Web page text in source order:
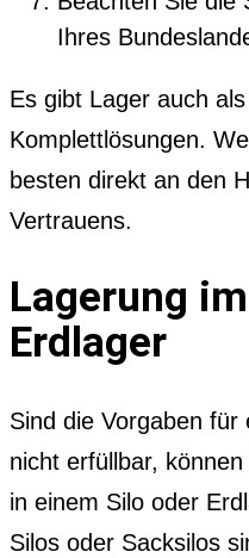
Ihres
Es gibt Lager auch
Komplettlösungen.
besten direkt an den
Vertrauens.
Lagerung
Erdlager
Sind die Vorgaben
nicht erfüllbar,
in einem Silo oder
Silos oder Sacksilos